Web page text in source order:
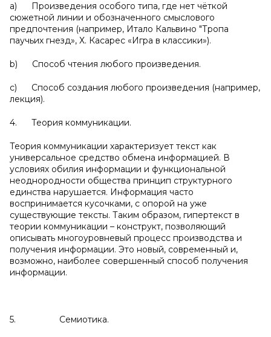
a) Произведения особого типа, где нет чёткой
сюжетной линии и обозначенного смыслового
предпочтения (например, Итало Кальвино "Тропа
паучьих гнезд», Х. Касарес «Игра в классики»).
b) Способ чтения любого произведения.
c) Способ создания любого произведения (например,
лекция).
4. Теория коммуникации.
Теория коммуникации характеризует текст как
универсальное средство обмена информацией. В
условиях обилия информации и функциональной
неоднородности общества принцип структурного
единства нарушается. Информация часто
воспринимается кусочками, с опорой на уже
существующие тексты. Таким образом, гипертекст в
теории коммуникации – конструкт, позволяющий
описывать многоуровневый процесс производства и
получения информации. Это новый, современный и,
возможно, наиболее совершенный способ получения
информации.
5. Семиотика.